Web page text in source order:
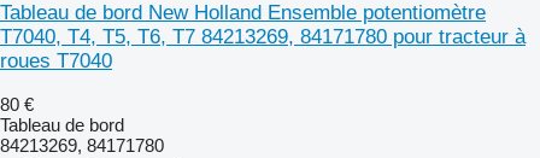
Tableau de bord New Holland Ensemble potentiomètre
T7040, T4, T5, T6, T7 84213269, 84171780 pour tracteur à
roues T7040
80 €
Tableau de bord
84213269, 84171780